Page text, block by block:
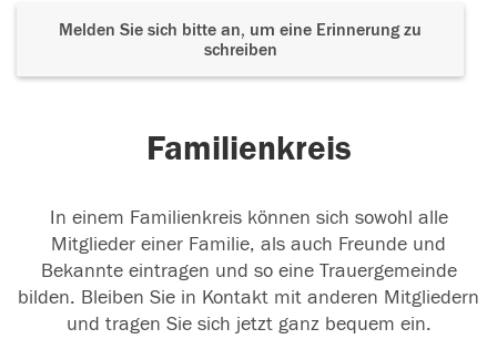
Melden Sie sich bitte an, um eine Erinnerung zu
schreiben
Familienkreis
In einem Familienkreis können sich sowohl alle
Mitglieder einer Familie, als auch Freunde und
Bekannte eintragen und so eine Trauergemeinde
bilden. Bleiben Sie in Kontakt mit anderen Mitgliedern
und tragen Sie sich jetzt ganz bequem ein.